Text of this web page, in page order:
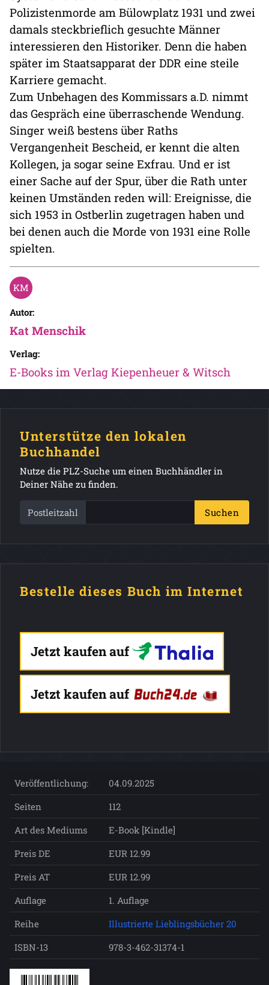
Polizistenmorde am Bülowplatz 1931 und zwei
damals steckbrieflich gesuchte Männer
interessieren den Historiker. Denn die haben
später im Staatsapparat der DDR eine steile
Karriere gemacht.
Zum Unbehagen des Kommissars a.D. nimmt
das Gespräch eine überraschende Wendung.
Singer weiß bestens über Raths
Vergangenheit Bescheid, er kennt die alten
Kollegen, ja sogar seine Exfrau. Und er ist
einer Sache auf der Spur, über die Rath unter
keinen Umständen reden will: Ereignisse, die
sich 1953 in Ostberlin zugetragen haben und
bei denen auch die Morde von 1931 eine Rolle
spielten.
Autor:
Kat Menschik
Verlag:
E-Books im Verlag Kiepenheuer & Witsch
Unterstütze den lokalen
Buchhandel
Nutze die PLZ-Suche um einen Buchhändler in
Deiner Nähe zu finden.
Postleitzahl Suchen
Bestelle dieses Buch im Internet
Jetzt kaufen auf
Jetzt kaufen auf
Veröffentlichung:
04.09.2025
Seiten
112
Art des Mediums
E-Book [Kindle]
Preis DE
EUR 12.99
Preis AT
EUR 12.99
Auflage
1. Auflage
Reihe
Illustrierte Lieblingsbücher 20
ISBN-13
978-3-462-31374-1